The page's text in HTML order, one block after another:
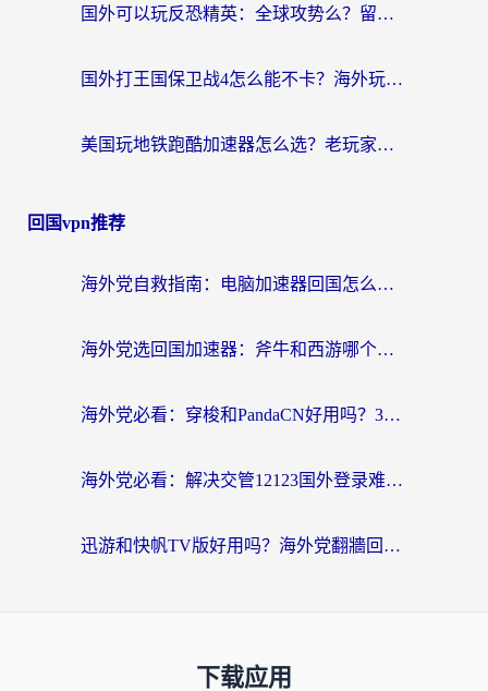
国外可以玩反恐精英：全球攻势么？留学生亲测好用的国服游戏加速器全攻略
国外打王国保卫战4怎么能不卡？海外玩家国服游戏流畅指南（附澳大利亚保卫萝卜4俄罗斯碧蓝航线解决方案）
美国玩地铁跑酷加速器怎么选？老玩家亲测的避坑指南与实用技巧
回国vpn推荐
海外党自救指南：电脑加速器回国怎么选？轻松解决国内资源访问难题
海外党选回国加速器：斧牛和西游哪个好？附Windows免费试用&实用避坑指南
海外党必看：穿梭和PandaCN好用吗？3分钟选对回国加速器，无缝刷剧玩国服
海外党必看：解决交管12123国外登录难题，选对回国加速器就能无缝刷国内资源
迅游和快帆TV版好用吗？海外党翻牆回大陆选加速器的避坑指南
下载应用